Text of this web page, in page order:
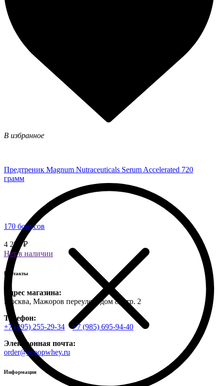
В избранное
Предтреник Magnum Nutraceuticals Serum Accelerated 720
грамм
170 бонусов
4 250 ₽
Нет в наличии
Контакты
Адрес магазина:
Москва, Мажоров переулок, дом 8, стр. 2
Телефон:
+7 (495) 255-29-34
+7 (985) 695-94-40
Электронная почта:
order@scoopwhey.ru
Информация